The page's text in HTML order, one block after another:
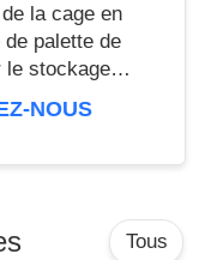
la cage en
palette de
le stockage
NOUS
Tous